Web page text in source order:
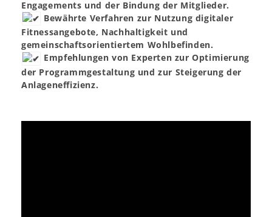
Engagements und der Bindung der Mitglieder.
Bewährte Verfahren zur Nutzung digitaler
Fitnessangebote, Nachhaltigkeit und
gemeinschaftsorientiertem Wohlbefinden.
Empfehlungen von Experten zur Optimierung
der Programmgestaltung und zur Steigerung der
Anlageneffizienz.